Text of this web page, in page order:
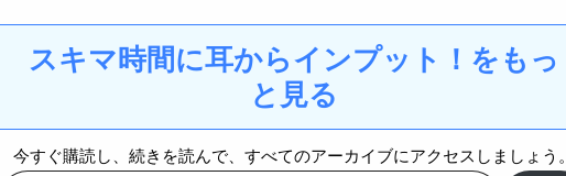
スキマ時間に耳からインプット！をもっ
と見る
今すぐ購読し、続きを読んで、すべてのアーカイブにアクセスしましょう。